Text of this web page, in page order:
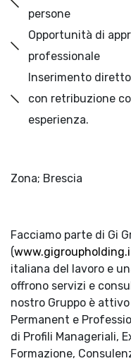
persone
Opportunità di
professionale
Inserimento
con retribuzione
esperienza.
Zona; Brescia
Facciamo parte di Gi
(
italiana del lavoro e
offrono servizi e
nostro Gruppo è
Permanent e
di Profili Manageriali,
Formazione,